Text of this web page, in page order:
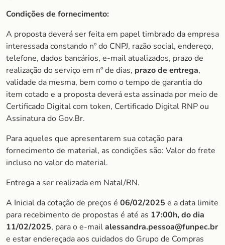
Condições de fornecimento:
A proposta deverá ser feita em papel timbrado da empresa
interessada constando nº do CNPJ, razão social, endereço,
telefone, dados bancários, e-mail atualizados, prazo de
realização do serviço em nº de dias, prazo de entrega,
validade da mesma, bem como o tempo de garantia do
item cotado e a proposta deverá esta assinada por meio de
Certificado Digital com token, Certificado Digital RNP ou
Assinatura do Gov.Br.
Para aqueles que apresentarem sua cotação para
fornecimento de material, as condições são: Valor do frete
incluso no valor do material.
Entrega a ser realizada em Natal/RN.
A Inicial da cotação de preços é 06/02/2025 e a data limite
para recebimento de propostas é até as 17:00h, do dia
11/02/2025, para o e-mailalessandra.pessoa@funpec.br
e estar endereçada aos cuidados do Grupo de Compras